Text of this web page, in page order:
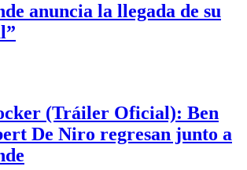
anuncia la llegada de su
(Tráiler Oficial): Ben
De Niro regresan junto a